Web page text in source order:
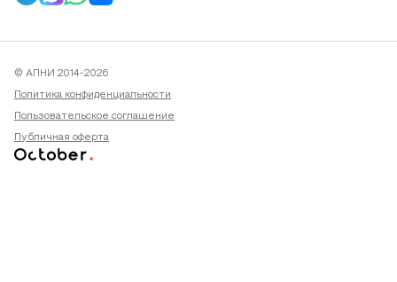
© АПНИ 2014-2026
Политика конфиденциальности
Пользовательское соглашение
Публичная оферта